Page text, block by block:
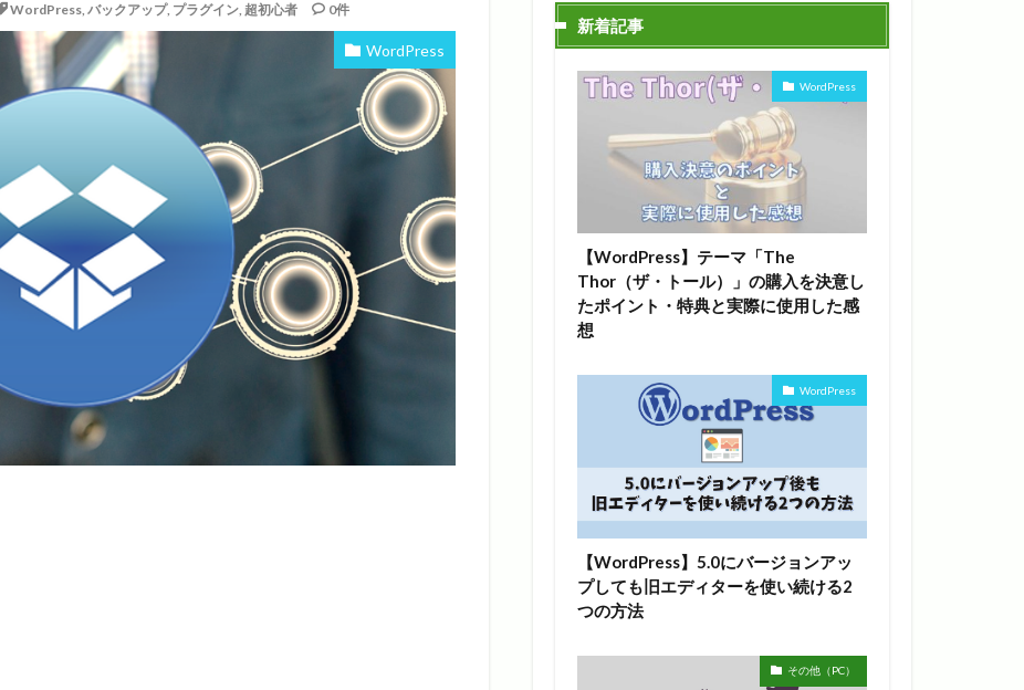
WordPress, バックアップ, プラグイン, 超初心者 0件
WordPress
新着記事
WordPress
【WordPress】テーマ「The
Thor（ザ・トール）」の購入を決意し
たポイント・特典と実際に使用した感
想
WordPress
【WordPress】5.0にバージョンアッ
プしても旧エディターを使い続ける2
つの方法
その他（PC）